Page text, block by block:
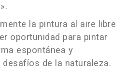
la pintura al aire libre
oportunidad para pintar
espontánea y
de la naturaleza.